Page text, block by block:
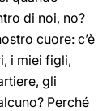
di noi, no?
cuore: c’è
i miei figli,
gli
Perché